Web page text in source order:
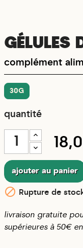
GÉLULES
complément
30G
quantité
ajouter au panier
 Rupture de
livraison gratuite
supérieures à 50€